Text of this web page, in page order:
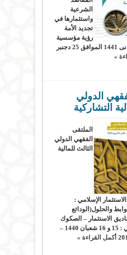
الشرعية
واستثمارها في
تجديد الأمة
رؤية مؤسسية
فاس 28 ربيع الثانى 1441 الموافق 25 دجنبر
»
الدولي
التشاركية
الملتقى
الفقهي الدولي
الثالث للمالية
الإسلامي :
والحلول(الودائع
الاستثمار – الصكوك
الاستثمارية)يومي : 15 و 16 شعبان 1440 –
أكمل القراءة »